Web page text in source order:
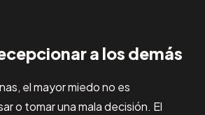
a los demás
el mayor miedo no es
o tomar una mala decisión. El